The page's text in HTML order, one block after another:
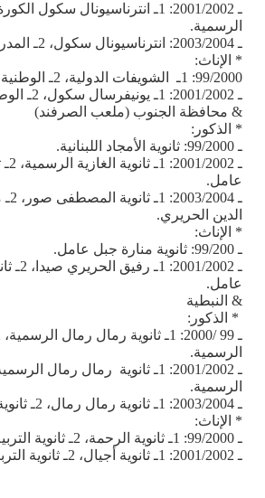
الرسمية.
ـ 2003/2004: انترناسيونال سكول، 2ـ المدرسة الحديثة عكار.
* الإناث:
99/2000: 1ـ الشويفات الدولية، 2ـ الوطنية الارثوذكسية.
ـ 2001/2002: 1ـ يونيفرسال سكول، 2ـ الوطنية الارثوذكسية.
& محافظة الجنوب (ملعب الصرفند)
* الذكور:
ـ 99/2000: ثانوية الأمجاد اللبنانية.
ـ
عامل.
ـ
الدين الحريري.
* الإناث:
ـ 99/200: ثانوية منارة جبل عامل
.
ـ 2001/
عامل.
& النبطية
* الذكور:
الرسمية.
الرسمية.
ـ 2003/2004: 1ـ ثانوية رمال رمال، 2ـ ثانوية الرحمة.
* الإناث:
ـ 99/2000: 1ـ ثانوية الرحمة، 2ـ ثانوية التربية والتعليم.
ـ 2001/2002: 1ـ ثانوية أجيال، 2ـ ثانوية التربية والتعليم.